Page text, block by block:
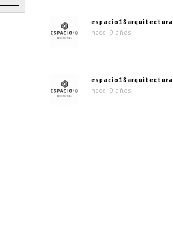
espacio18arquitectura
hace 9 años
espacio18arquitectura
hace 9 años